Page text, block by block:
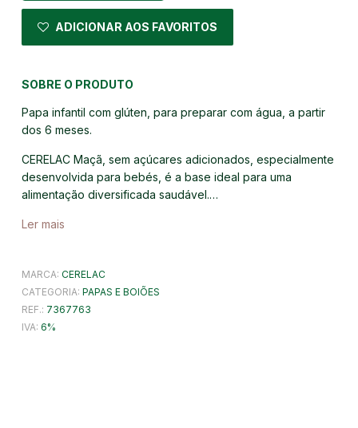
ADICIONAR AOS FAVORITOS
SOBRE O PRODUTO
Papa infantil com glúten, para preparar com água, a partir
dos 6 meses.
CERELAC Maçã, sem açúcares adicionados, especialmente
desenvolvida para bebés, é a base ideal para uma
alimentação diversificada saudável.…
Ler mais
MARCA: CERELAC
CATEGORIA: PAPAS E BOIÕES
REF.: 7367763
IVA: 6